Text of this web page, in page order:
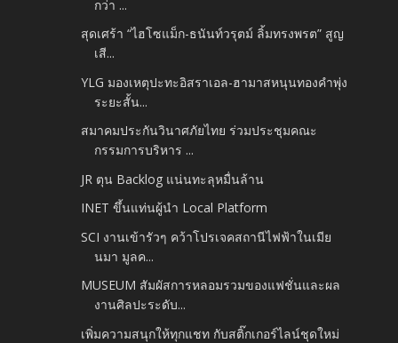
กว่า ...
สุดเศร้า “ไฮโซแม็ก-ธนันท์วรุตม์ ลิ้มทรงพรต” สูญ
เสี...
YLG มองเหตุปะทะอิสราเอล-ฮามาสหนุนทองคำพุ่ง
ระยะสั้น...
สมาคมประกันวินาศภัยไทย ร่วมประชุมคณะ
กรรมการบริหาร ...
JR ตุน Backlog แน่นทะลุหมื่นล้าน
INET ขึ้นแท่นผู้นำ Local Platform
SCI งานเข้ารัวๆ คว้าโปรเจคสถานีไฟฟ้าในเมีย
นมา มูลค...
MUSEUM สัมผัสการหลอมรวมของแฟชั่นและผล
งานศิลปะระดับ...
เพิ่มความสนุกให้ทุกแชท กับสติ๊กเกอร์ไลน์ชุดใหม่